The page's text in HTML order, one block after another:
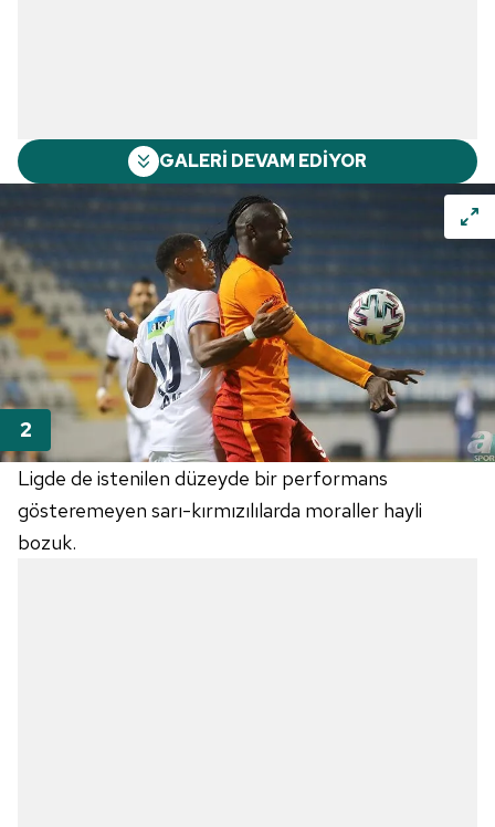
GALERİ DEVAM EDİYOR
Ligde de istenilen düzeyde bir performans
gösteremeyen sarı-kırmızılılarda moraller hayli
bozuk.